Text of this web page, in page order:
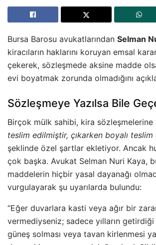
Bursa Barosu avukatlarından Selman
kiracıların haklarını koruyan emsal
çekerek, sözleşmede aksine madde
evi boyatmak zorunda olmadığını
Sözleşmeye Yazılsa Bile
Birçok mülk sahibi, kira sözleşmelerine
teslim edilmiştir, çıkarken boyalı
şeklinde özel şartlar ekletiyor. Ancak
çok başka. Avukat Selman Nuri Kaya,
maddelerin hiçbir yasal dayanağı
vurgulayarak şu uyarılarda bulundu:
“Eğer duvarlara kasti veya ağır bir
vermediyseniz; sadece yılların
güneş solması veya tavan kirlenmesi